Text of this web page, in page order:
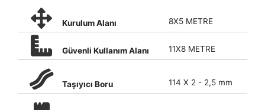
Kurulum Alanı 8X5 METRE
Güvenli Kullanım Alanı 11X8 METRE
Taşıyıcı Boru 114 X 2 - 2,5 mm